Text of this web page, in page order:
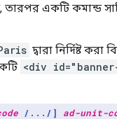
একটি কমান্ড
দ্বারা নির্দিষ্ট
<div
/.../] ad-unit-